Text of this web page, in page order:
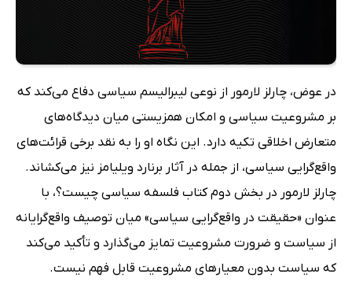
در عوض، چارلز لارمور از نوعی لیبرالیسم سیاسی دفاع می‌کند که
بر مشروعیت سیاسی و امکان همزیستی میان دیدگاه‌های
متعارض اخلاقی تکیه دارد. این نگاه او را به نقد برخی قرائت‌های
واقع‌گرایی سیاسی، از جمله در آثار برنارد ویلیامز نیز می‌کشاند.
چارلز لارمور در بخش دوم کتاب فلسفه سیاسی چیست؟، با
عنوان «حقیقت در واقع‌گرایی سیاسی» میان توصیف واقع‌گرایانه
از سیاست و ضرورت مشروعیت تمایز می‌گذارد و تأکید می‌کند
که سیاست بدون معیارهای مشروعیت قابل فهم نیست.